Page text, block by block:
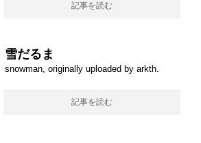
記事を読む
雪だるま
snowman, originally uploaded by arkth.
記事を読む